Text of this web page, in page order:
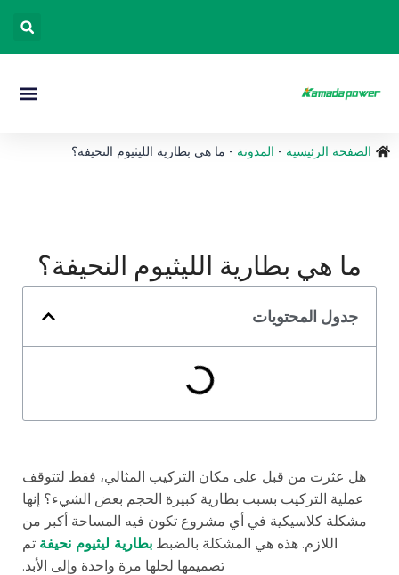
الصفحة الرئيسية - المدونة - ما هي بطارية الليثيوم النحيفة؟
ما هي بطارية الليثيوم النحيفة؟
جدول المحتويات
هل عثرت من قبل على مكان التركيب المثالي، فقط لتتوقف
عملية التركيب بسبب بطارية كبيرة الحجم بعض الشيء؟ إنها
مشكلة كلاسيكية في أي مشروع تكون فيه المساحة أكبر من
اللازم. هذه هي المشكلة بالضبط بطارية ليثيوم نحيفة تم
تصميمها لحلها مرة واحدة وإلى الأبد.